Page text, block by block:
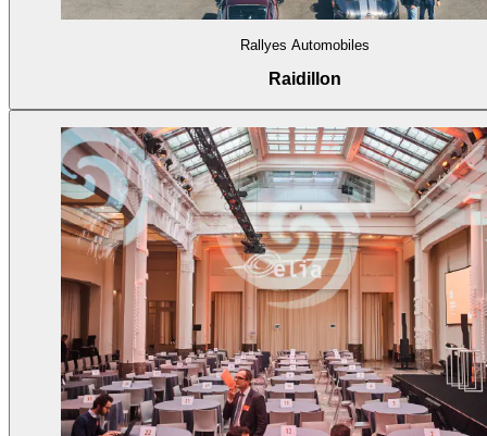
Rallyes Automobiles
Raidillon